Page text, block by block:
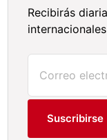
Recibirás
Suscribirse